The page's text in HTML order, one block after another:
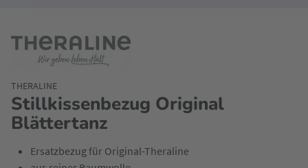
Stillkissenbezug Original
Blättertanz
THERALINE
Ersatzbezug für Original-Theraline